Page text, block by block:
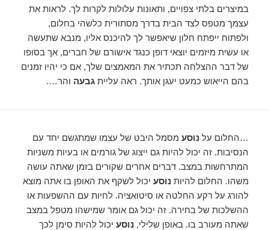
במיצרים בלתי צפויים, ותאונות עלולות לקרות לך. לראות את
עצמך מטפס לצד הבית בדרך מסתורית כלשהי בחלום,
ולפתוח ייפתח חלון שיאפשר לך להיכנס אליו, מנבא שתעשה
או עשית מיזמים יוצאי דופן כנגד אישורם של חברים, אך בסופו
של דבר ההצלחה תכתיר את המאמצים שלך, אם כי יהיו זמנים
בהם הייאוש כמעט יעגן אותך. ראה עלייתגבעה והר….
…החלום עלנוסע מסמל היבט של עצמו שמתגשם יחד עם
הנסיבות. זה יכול להיות גם ייצוג של גורמים או בעיות משניות
המתרחשות במצב. דברים אחרים שקורים בזמן שאתה עושה
משהו. החלום להיותנוסע יכול לשקף את האופן בו אתה מוצא
להורג על רקע החלטה או סיטואציה. לחיות עם ההשפעות או
ההשלכות של בחירה. זה יכול גם אומר שמישהו מטפל במצב
שאתה מעורב בו. באופן שלילי,נוסע יכול להיות סימן לכך